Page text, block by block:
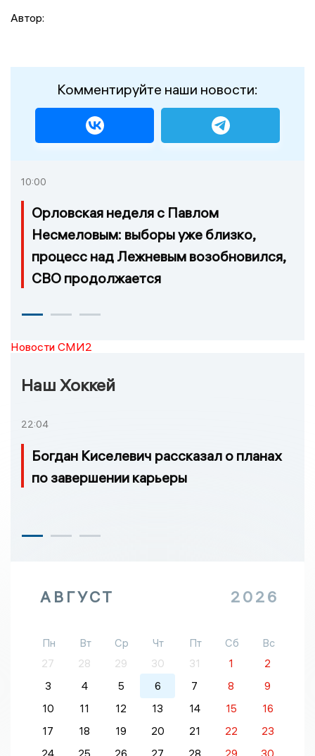
Автор:
Комментируйте наши новости:
10:00
Орловская неделя с Павлом
Несмеловым: выборы уже близко,
процесс над Лежневым возобновился,
СВО продолжается
Новости СМИ2
Наш Хоккей
22:04
Богдан Киселевич рассказал о планах
по завершении карьеры
АВГУСТ 2026
Пн Вт Ср Чт Пт Сб
Вс
27
28 29 30 31 1
2
3
4 5 6 7 8
9
10
11 12 13 14 15
16
17
18 19 20 21 22
23